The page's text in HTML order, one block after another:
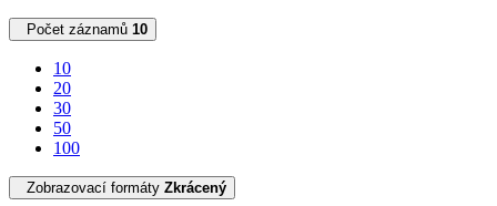
Počet záznamů 10
10
20
30
50
100
Zobrazovací formáty Zkrácený